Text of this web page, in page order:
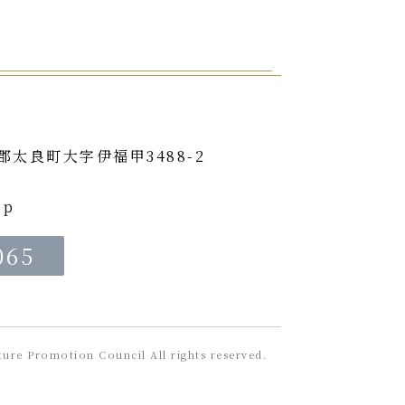
太良町大字伊福甲3488-2
Promotion Council All rights reserved.